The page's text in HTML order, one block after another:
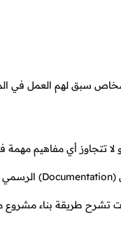
سبق لهم العمل في
تتجاوز أي مفاهيم مهمة
تشرح طريقة بناء